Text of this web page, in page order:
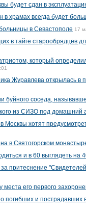
будет сдан в
храмах всегда будет
в Севастополе 17
в тайге старообрядцев
который
Журавлева открылась в
буйного соседа,
из СИЗО под домашний
Москвы хотят
в Святогорском
и в 60 выглядеть на
притеснение
места его первого
погибших и пострадавших